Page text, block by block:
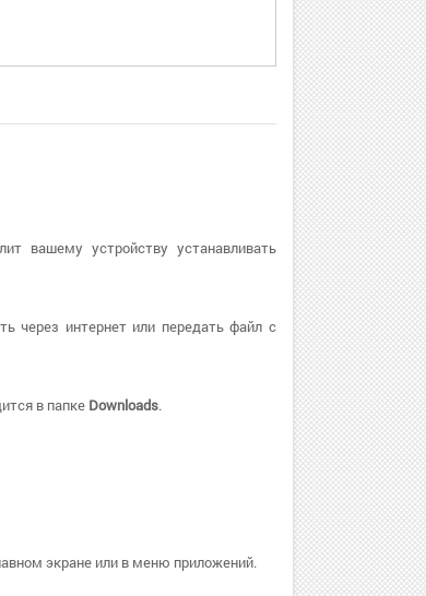
вашему устройству устанавливать
через интернет или передать файл с
в папке Downloads.
экране или в меню приложений.